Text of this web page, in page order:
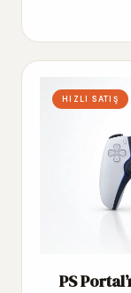
HIZLI SATIŞ
PS